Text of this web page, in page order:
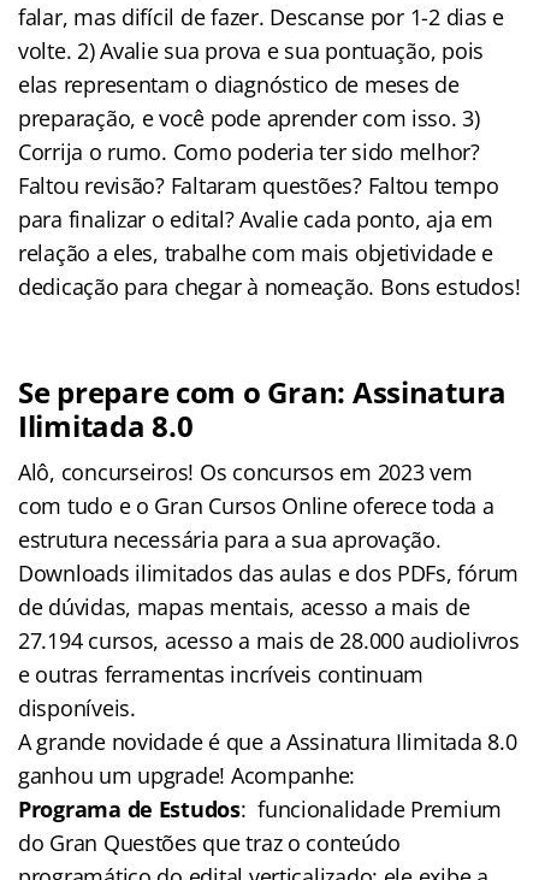
falar, mas difícil de fazer. Descanse por 1-2 dias e
volte. 2) Avalie sua prova e sua pontuação, pois
elas representam o diagnóstico de meses de
preparação, e você pode aprender com isso. 3)
Corrija o rumo. Como poderia ter sido melhor?
Faltou revisão? Faltaram questões? Faltou tempo
para finalizar o edital? Avalie cada ponto, aja em
relação a eles, trabalhe com mais objetividade e
dedicação para chegar à nomeação. Bons estudos!
Se prepare com o Gran: Assinatura
Ilimitada 8.0
Alô, concurseiros! Os concursos em 2023 vem
com tudo e o Gran Cursos Online oferece toda a
estrutura necessária para a sua aprovação.
Downloads ilimitados das aulas e dos PDFs, fórum
de dúvidas, mapas mentais, acesso a mais de
27.194 cursos, acesso a mais de 28.000 audiolivros
e outras ferramentas incríveis continuam
disponíveis.
A grande novidade é que a Assinatura Ilimitada 8.0
ganhou um upgrade! Acompanhe:
Programa de Estudos: funcionalidade Premium
do Gran Questões que traz o conteúdo